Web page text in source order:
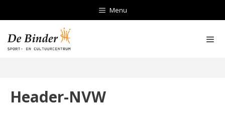
naar
de
inhoud
Menu
Header-NVW